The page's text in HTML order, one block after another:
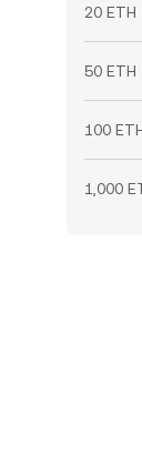
20 ETH
50 ETH
100
1,000